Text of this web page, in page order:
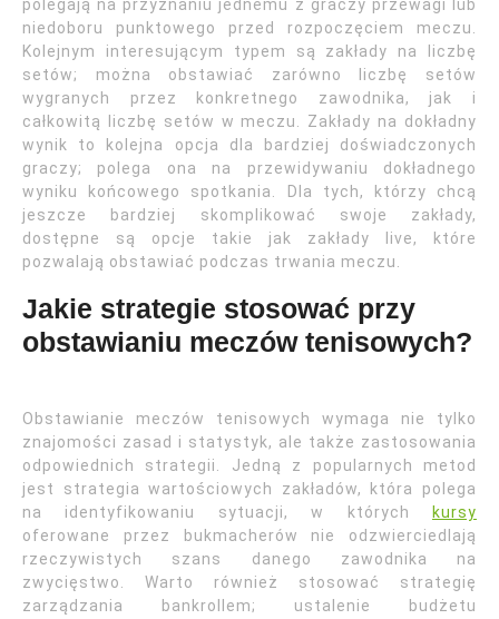
polegają na przyznaniu jednemu z graczy przewagi lub
niedoboru punktowego przed rozpoczęciem meczu.
Kolejnym interesującym typem są zakłady na liczbę
setów; można obstawiać zarówno liczbę setów
wygranych przez konkretnego zawodnika, jak i
całkowitą liczbę setów w meczu. Zakłady na dokładny
wynik to kolejna opcja dla bardziej doświadczonych
graczy; polega ona na przewidywaniu dokładnego
wyniku końcowego spotkania. Dla tych, którzy chcą
jeszcze bardziej skomplikować swoje zakłady,
dostępne są opcje takie jak zakłady live, które
pozwalają obstawiać podczas trwania meczu.
Jakie strategie stosować przy
obstawianiu meczów tenisowych?
Obstawianie meczów tenisowych wymaga nie tylko
znajomości zasad i statystyk, ale także zastosowania
odpowiednich strategii. Jedną z popularnych metod
jest strategia wartościowych zakładów, która polega
na identyfikowaniu sytuacji, w których
kursy
oferowane przez bukmacherów nie odzwierciedlają
rzeczywistych szans danego zawodnika na
zwycięstwo. Warto również stosować strategię
zarządzania bankrollem; ustalenie budżetu